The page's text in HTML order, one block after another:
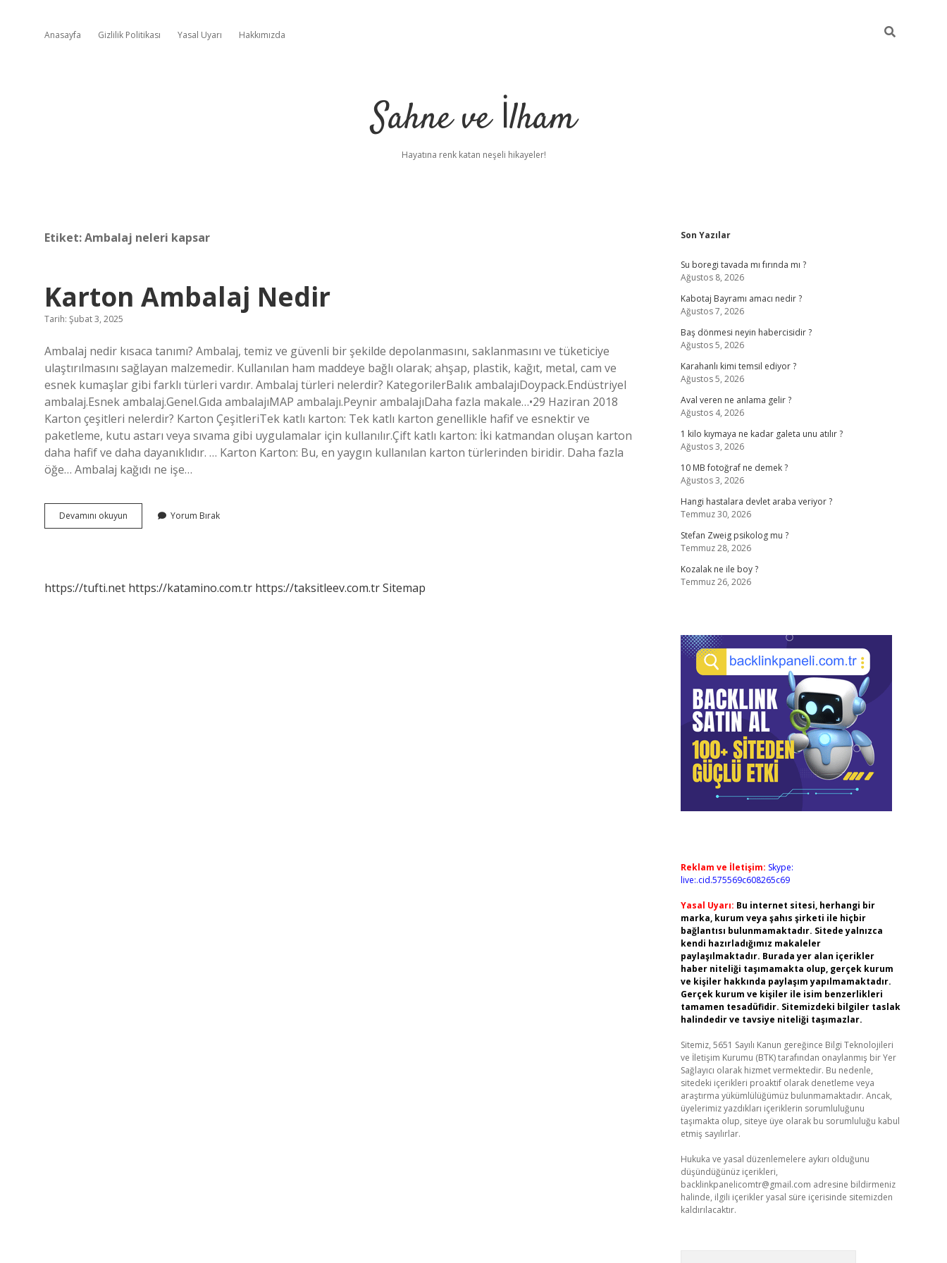
Anasayfa Gizlilik Politikası Yasal Uyarı Hakkımızda
Sahne ve İlham
Hayatına renk katan neşeli hikayeler!
Etiket:Ambalaj neleri kapsar
Karton Ambalaj Nedir
Tarih: Şubat 3, 2025
Ambalaj nedir kısaca tanımı? Ambalaj, temiz ve güvenli bir şekilde depolanmasını, saklanmasını ve tüketiciye
ulaştırılmasını sağlayan malzemedir. Kullanılan ham maddeye bağlı olarak; ahşap, plastik, kağıt, metal, cam ve
esnek kumaşlar gibi farklı türleri vardır. Ambalaj türleri nelerdir? KategorilerBalık ambalajıDoypack.Endüstriyel
ambalaj.Esnek ambalaj.Genel.Gıda ambalajıMAP ambalajı.Peynir ambalajıDaha fazla makale…•29 Haziran 2018
Karton çeşitleri nelerdir? Karton ÇeşitleriTek katlı karton: Tek katlı karton genellikle hafif ve esnektir ve
paketleme, kutu astarı veya sıvama gibi uygulamalar için kullanılır.Çift katlı karton: İki katmandan oluşan karton
daha hafif ve daha dayanıklıdır. … Karton Karton: Bu, en yaygın kullanılan karton türlerinden biridir. Daha fazla
öğe… Ambalaj kağıdı ne işe…
Devamını okuyun
Ambalaj
Yorum Bırak
https://tufti.net https://katamino.com.tr https://taksitleev.com.trSitemap
Sidebar
Son Yazılar
Su boregi tavada mı fırında mı ?
Ağustos 8, 2026
Kabotaj Bayramı amacı nedir ?
Ağustos 7, 2026
Baş dönmesi neyin habercisidir ?
Ağustos 5, 2026
Karahanlı kimi temsil ediyor ?
Ağustos 5, 2026
Aval veren ne anlama gelir ?
Ağustos 4, 2026
1 kilo kıymaya ne kadar galeta unu atılır ?
Ağustos 3, 2026
10 MB fotoğraf ne demek ?
Ağustos 3, 2026
Hangi hastalara devlet araba veriyor ?
Temmuz 30, 2026
Stefan Zweig psikolog mu ?
Temmuz 28, 2026
Kozalak ne ile boy ?
Temmuz 26, 2026
Reklam ve İletişim: Skype:
live:.cid.575569c608265c69
Yasal Uyarı: Bu internet sitesi, herhangi bir
marka, kurum veya şahıs şirketi ile hiçbir
bağlantısı bulunmamaktadır. Sitede yalnızca
kendi hazırladığımız makaleler
paylaşılmaktadır. Burada yer alan içerikler
haber niteliği taşımamakta olup, gerçek kurum
ve kişiler hakkında paylaşım yapılmamaktadır.
Gerçek kurum ve kişiler ile isim benzerlikleri
tamamen tesadüfidir. Sitemizdeki bilgiler taslak
halindedir ve tavsiye niteliği taşımazlar.
Sitemiz, 5651 Sayılı Kanun gereğince Bilgi Teknolojileri
ve İletişim Kurumu (BTK) tarafından onaylanmış bir Yer
Sağlayıcı olarak hizmet vermektedir. Bu nedenle,
sitedeki içerikleri proaktif olarak denetleme veya
araştırma yükümlülüğümüz bulunmamaktadır. Ancak,
üyelerimiz yazdıkları içeriklerin sorumluluğunu
taşımakta olup, siteye üye olarak bu sorumluluğu kabul
etmiş sayılırlar.
Hukuka ve yasal düzenlemelere aykırı olduğunu
düşündüğünüz içerikleri,
backlinkpanelicomtr@gmail.com adresine bildirmeniz
halinde, ilgili içerikler yasal süre içerisinde sitemizden
kaldırılacaktır.
ilbet